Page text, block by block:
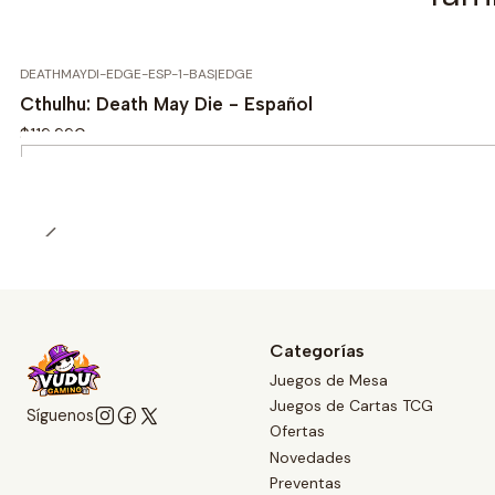
DEATHMAYDI-EDGE-ESP-1-BAS|EDGE
Cthulhu: Death May Die - Español
$119.990
Síguenos
Categorías
Juegos de Mesa
Juegos de Cartas TCG
Ofertas
Novedades
Preventas